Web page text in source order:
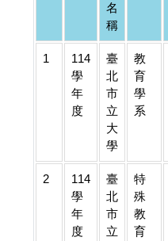
名
稱
1
114
學
年
度
臺
北
市
立
大
學
教
育
學
系
2
114
學
年
度
臺
北
市
立
特
殊
教
育